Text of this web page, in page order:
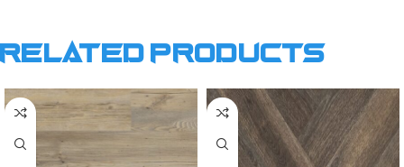
Related products